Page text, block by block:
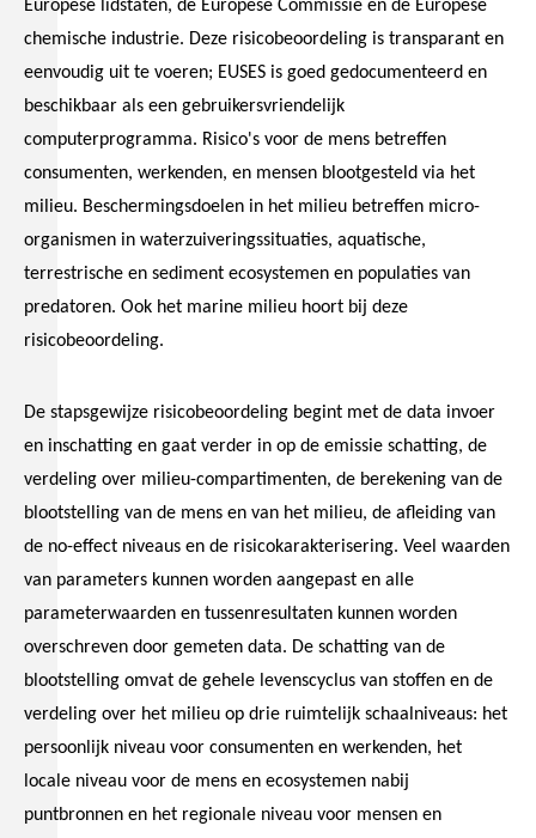
Europese lidstaten, de Europese Commissie en de Europese
chemische industrie. Deze risicobeoordeling is transparant en
eenvoudig uit te voeren; EUSES is goed gedocumenteerd en
beschikbaar als een gebruikersvriendelijk
computerprogramma. Risico's voor de mens betreffen
consumenten, werkenden, en mensen blootgesteld via het
milieu. Beschermingsdoelen in het milieu betreffen micro-
organismen in waterzuiveringssituaties, aquatische,
terrestrische en sediment ecosystemen en populaties van
predatoren. Ook het marine milieu hoort bij deze
risicobeoordeling.
De stapsgewijze risicobeoordeling begint met de data invoer
en inschatting en gaat verder in op de emissie schatting, de
verdeling over milieu-compartimenten, de berekening van de
blootstelling van de mens en van het milieu, de afleiding van
de no-effect niveaus en de risicokarakterisering. Veel waarden
van parameters kunnen worden aangepast en alle
parameterwaarden en tussenresultaten kunnen worden
overschreven door gemeten data. De schatting van de
blootstelling omvat de gehele levenscyclus van stoffen en de
verdeling over het milieu op drie ruimtelijk schaalniveaus: het
persoonlijk niveau voor consumenten en werkenden, het
locale niveau voor de mens en ecosystemen nabij
puntbronnen en het regionale niveau voor mensen en